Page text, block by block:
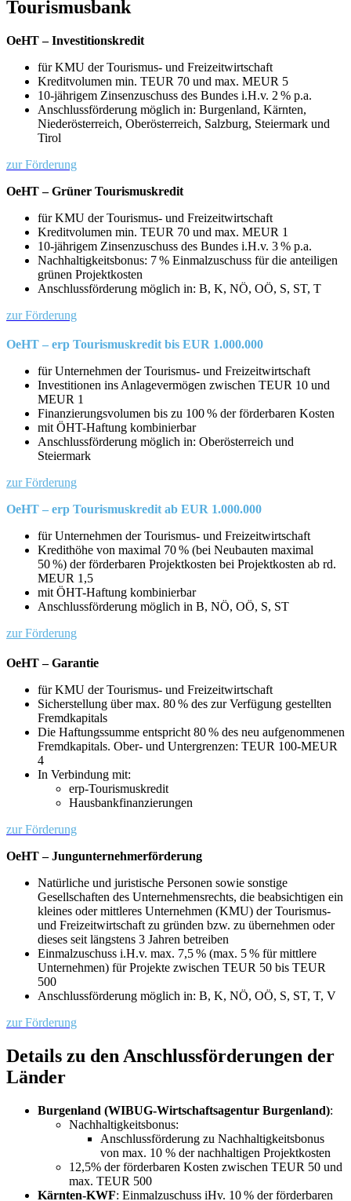
Tourismusbank
OeHT – Investitionskredit
für KMU der Tourismus- und Freizeitwirtschaft
Kreditvolumen min. TEUR 70 und max. MEUR 5
10-jährigem Zinsenzuschuss des Bundes i.H.v. 2 % p.a.
Anschlussförderung möglich in: Burgenland, Kärnten,
Niederösterreich, Oberösterreich, Salzburg, Steiermark und
Tirol
zur Förderung
OeHT – Grüner Tourismuskredit
für KMU der Tourismus- und Freizeitwirtschaft
Kreditvolumen min. TEUR 70 und max. MEUR 1
10-jährigem Zinsenzuschuss des Bundes i.H.v. 3 % p.a.
Nachhaltigkeitsbonus: 7 % Einmalzuschuss für die anteiligen
grünen Projektkosten
Anschlussförderung möglich in: B, K, NÖ, OÖ, S, ST, T
zur Förderung
OeHT – erp Tourismuskredit bis EUR 1.000.000
für Unternehmen der Tourismus- und Freizeitwirtschaft
Investitionen ins Anlagevermögen zwischen TEUR 10 und
MEUR 1
Finanzierungsvolumen bis zu 100 % der förderbaren Kosten
mit ÖHT-Haftung kombinierbar
Anschlussförderung möglich in: Oberösterreich und
Steiermark
zur Förderung
OeHT – erp Tourismuskredit ab EUR 1.000.000
für Unternehmen der Tourismus- und Freizeitwirtschaft
Kredithöhe von maximal 70 % (bei Neubauten maximal
50 %) der förderbaren Projektkosten bei Projektkosten ab rd.
MEUR 1,5
mit ÖHT-Haftung kombinierbar
Anschlussförderung möglich in B, NÖ, OÖ, S, ST
zur Förderung
OeHT – Garantie
für KMU der Tourismus- und Freizeitwirtschaft
Sicherstellung über max. 80 % des zur Verfügung gestellten
Fremdkapitals
Die Haftungssumme entspricht 80 % des neu aufgenommenen
Fremdkapitals. Ober- und Untergrenzen: TEUR 100-MEUR
4
In Verbindung mit:
erp-Tourismuskredit
Hausbankfinanzierungen
zur Förderung
OeHT – Jungunternehmerförderung
Natürliche und juristische Personen sowie sonstige
Gesellschaften des Unternehmensrechts, die beabsichtigen ein
kleines oder mittleres Unternehmen (KMU) der Tourismus-
und Freizeitwirtschaft zu gründen bzw. zu übernehmen oder
dieses seit längstens 3 Jahren betreiben
Einmalzuschuss i.H.v. max. 7,5 % (max. 5 % für mittlere
Unternehmen) für Projekte zwischen TEUR 50 bis TEUR
500
Anschlussförderung möglich in: B, K, NÖ, OÖ, S, ST, T, V
zur Förderung
Details zu den Anschlussförderungen der
Länder
Burgenland (WIBUG-Wirtschaftsagentur Burgenland):
Nachhaltigkeitsbonus:
Anschlussförderung zu Nachhaltigkeitsbonus
von max. 10 % der nachhaltigen Projektkosten
12,5% der förderbaren Kosten zwischen TEUR 50 und
max. TEUR 500
Kärnten-KWF: Einmalzuschuss iHv. 10 % der förderbaren